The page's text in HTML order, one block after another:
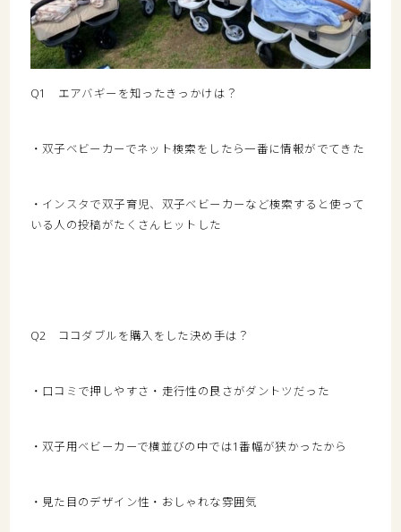
Q1 エアバギーを知ったきっかけは？
・双子ベビーカーでネット検索をしたら一番に情報がでてきた
・インスタで双子育児、双子ベビーカーなど検索すると使って
いる人の投稿がたくさんヒットした
Q2 ココダブルを購入をした決め手は？
・口コミで押しやすさ・走行性の良さがダントツだった
・双子用ベビーカーで横並びの中では1番幅が狭かったから
・見た目のデザイン性・おしゃれな雰囲気